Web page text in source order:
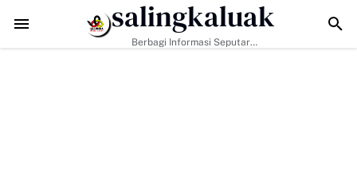
Tigo Kayo FC Boyong Piala Walikota Payakumbuh
salingkaluak
Berbagi Informasi Seputar